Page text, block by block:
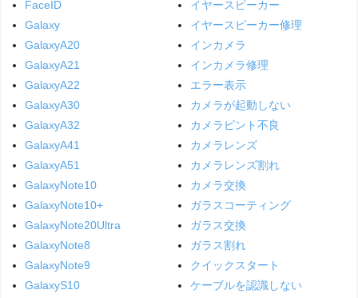
FaceID
Galaxy
GalaxyA20
GalaxyA21
GalaxyA22
GalaxyA30
GalaxyA32
GalaxyA41
GalaxyA51
GalaxyNote10
GalaxyNote10+
GalaxyNote20Ultra
GalaxyNote8
GalaxyNote9
GalaxyS10
イヤースピーカー
イヤースピーカー修理
インカメラ
インカメラ修理
エラー表示
カメラが起動しない
カメラピント不良
カメラレンズ
カメラレンズ割れ
カメラ交換
ガラスコーティング
ガラス交換
ガラス割れ
クイックスタート
ケーブルを認識しない